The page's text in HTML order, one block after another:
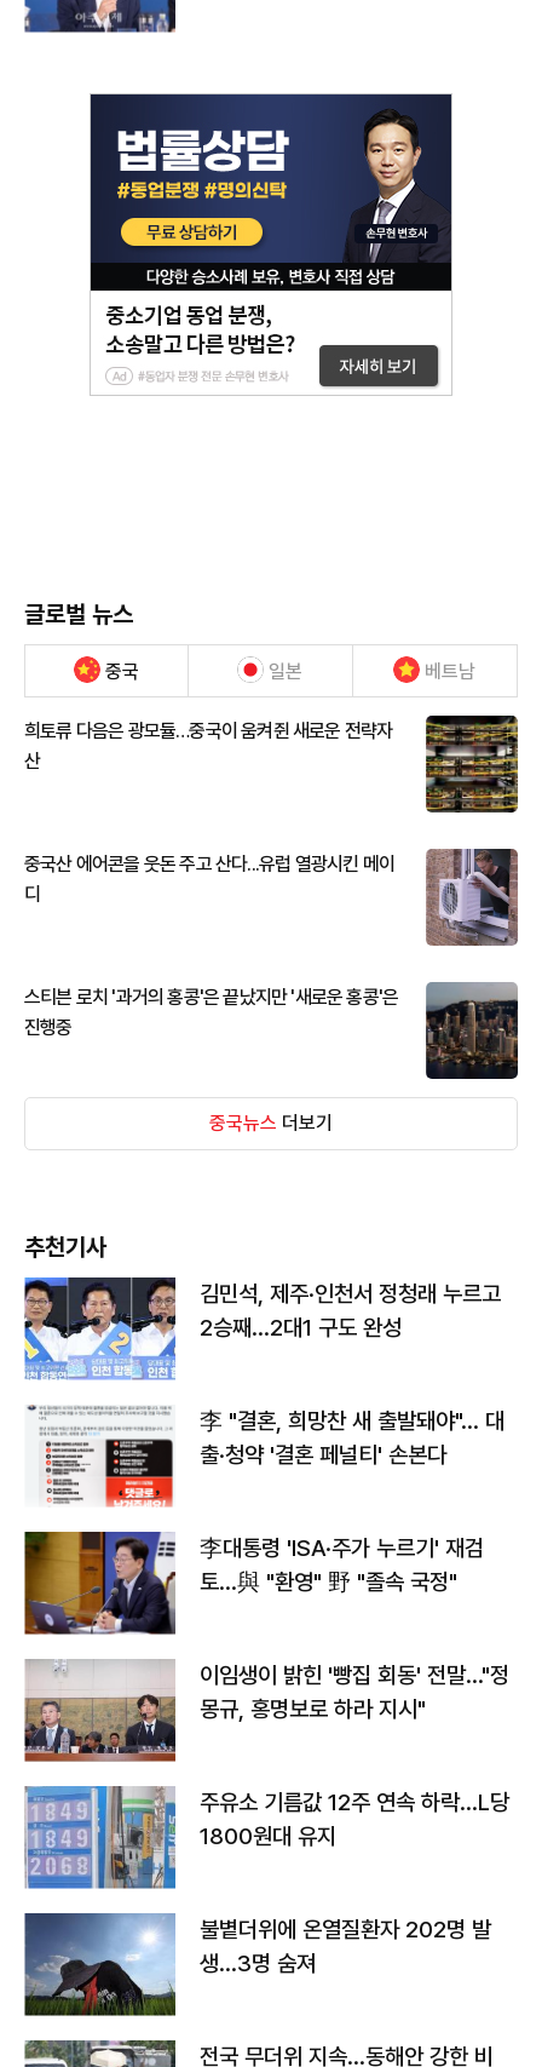
글로벌 뉴스
중국 일본 베트남
희토류 다음은 광모듈…중국이 움켜쥔 새로운 전략자
산
중국산 에어콘을 웃돈 주고 산다...유럽 열광시킨 메이
디
스티븐 로치 '과거의 홍콩'은 끝났지만 '새로운 홍콩'은
진행중
중국뉴스 더보기
추천기사
김민석, 제주·인천서 정청래 누르고
2승째…2대1 구도 완성
李 "결혼, 희망찬 새 출발돼야"… 대
출·청약 '결혼 페널티' 손본다
李대통령 'ISA·주가 누르기' 재검
토…與 "환영" 野 "졸속 국정"
이임생이 밝힌 '빵집 회동' 전말…"정
몽규, 홍명보로 하라 지시"
주유소 기름값 12주 연속 하락…L당
1800원대 유지
불볕더위에 온열질환자 202명 발
생…3명 숨져
전국 무더위 지속…동해안 강한 비